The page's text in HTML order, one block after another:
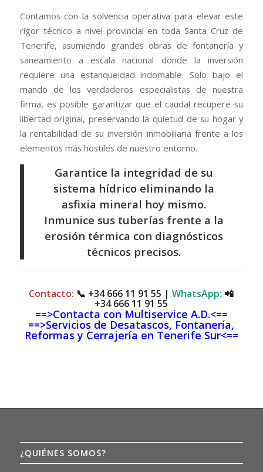
Contamos con la solvencia operativa para elevar este
rigor técnico a nivel provincial en toda Santa Cruz de
Tenerife, asumiendo grandes obras de fontanería y
saneamiento a escala nacional donde la inversión
requiere una estanqueidad indomable. Solo bajo el
mando de los verdaderos especialistas de nuestra
firma, es posible garantizar que el caudal recupere su
libertad original, preservando la quietud de su hogar y
la rentabilidad de su inversión inmobiliaria frente a los
elementos más hostiles de nuestro entorno.
Garantice la integridad de su
sistema hídrico eliminando la
asfixia mineral hoy mismo.
Inmunice sus tuberías frente a la
erosión térmica con diagnósticos
técnicos precisos.
Contacto: 📞 +34 666 11 91 55 |WhatsApp: 📲
+34 666 11 91 55
==>Contacta con Multiservice A.D.<==
==>Servicios de Desatascos, Fontanería,
Reformas y Cerrajería en Tenerife Sur<==
¿QUIÉNES SOMOS?